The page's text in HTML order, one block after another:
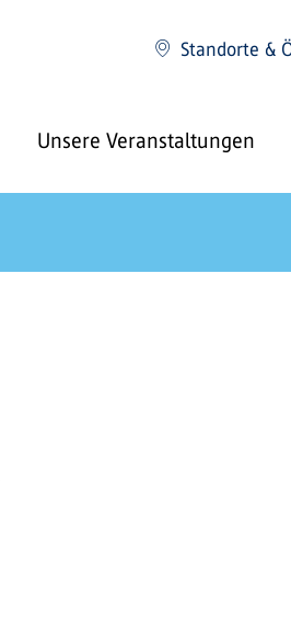
Standorte &
Unsere Veranstaltungen